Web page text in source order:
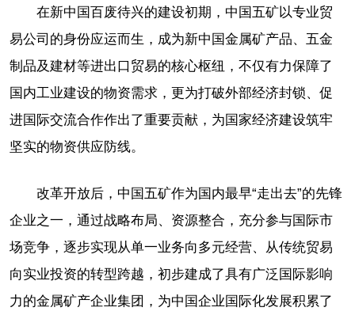
在新中国百废待兴的建设初期，中国五矿以专业贸
易公司的身份应运而生，成为新中国金属矿产品、五金
制品及建材等进出口贸易的核心枢纽，不仅有力保障了
国内工业建设的物资需求，更为打破外部经济封锁、促
进国际交流合作作出了重要贡献，为国家经济建设筑牢
坚实的物资供应防线。
改革开放后，中国五矿作为国内最早“走出去”的先锋
企业之一，通过战略布局、资源整合，充分参与国际市
场竞争，逐步实现从单一业务向多元经营、从传统贸易
向实业投资的转型跨越，初步建成了具有广泛国际影响
力的金属矿产企业集团，为中国企业国际化发展积累了